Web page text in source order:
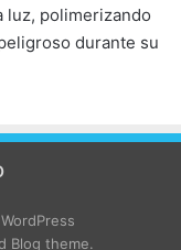
luz, polimerizando
durante su
Blog theme.